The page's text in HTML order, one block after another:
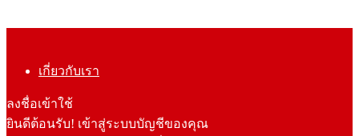
เกี่ยวกับเรา
ลงชื่อเข้าใช้
ยินดีต้อนรับ! เข้าสู่ระบบบัญชีของคุณ